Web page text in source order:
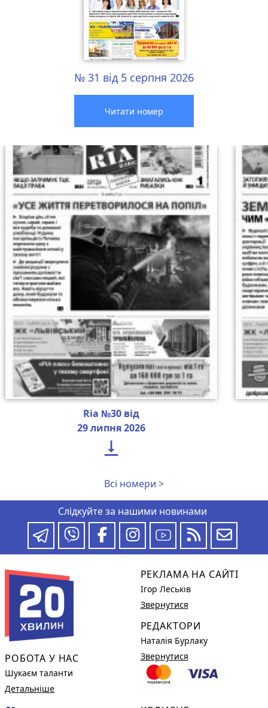
№ 31 від 5 серпня 2026
Читати номер
Ria №30 від
29 липня 2026

Всі номери >
Слідкуйте за нашими новинами
РОБОТА У НАС
Шукаєм таланти
Детальніше
РЕКЛАМА НА САЙТІ
Ігор Леськів
Звернутися
РЕДАКТОРИ
Наталія Бурлаку
Звернутися